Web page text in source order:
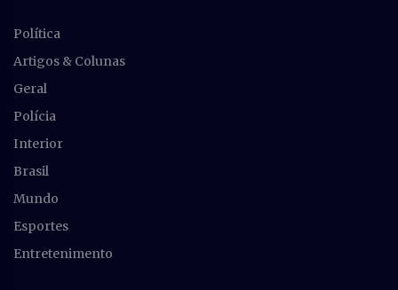
Política
Artigos & Colunas
Geral
Polícia
Interior
Brasil
Mundo
Esportes
Entretenimento